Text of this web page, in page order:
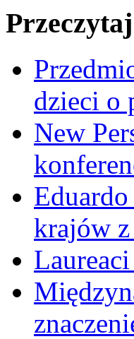
dzieci o
New
krajów